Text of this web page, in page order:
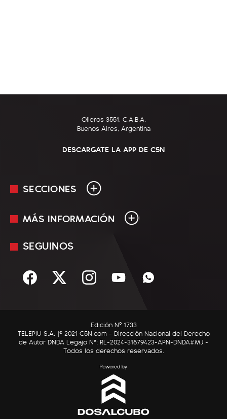
Olleros 3551, C.A.B.A.
Buenos Aires, Argentina
DESCARGATE LA APP DE C5N
SECCIONES
En Vivo
Sociedad
C5N Autos
RatingCero
MÁS INFORMACIÓN
Mediakit
Términos y condiciones
SEGUINOS
Edición Nº 1733
TELEPIU S.A. |© 2021 C5N.com - Dirección Nacional del Derecho
de Autor DNDA Legajo N°: RL-2024-31679423-APN-DNDA#MJ -
Todos los derechos reservados.